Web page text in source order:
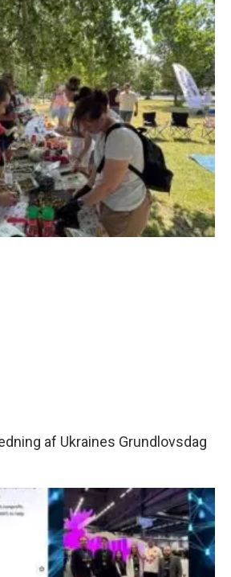
af Ukraines Grundlovsdag